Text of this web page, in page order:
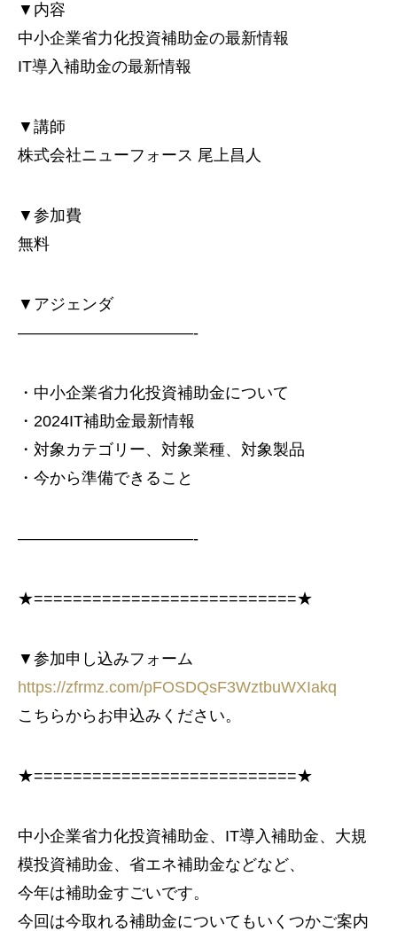
▼内容
中小企業省力化投資補助金の最新情報
IT導入補助金の最新情報
▼講師
株式会社ニューフォース 尾上昌人
▼参加費
無料
▼アジェンダ
———————————-
・中小企業省力化投資補助金について
・2024IT補助金最新情報
・対象カテゴリー、対象業種、対象製品
・今から準備できること
———————————-
★===========================★
▼参加申し込みフォーム
https://zfrmz.com/pFOSDQsF3WztbuWXIakq
こちらからお申込みください。
★===========================★
中小企業省力化投資補助金、IT導入補助金、大規
模投資補助金、省エネ補助金などなど、
今年は補助金すごいです。
今回は今取れる補助金についてもいくつかご案内